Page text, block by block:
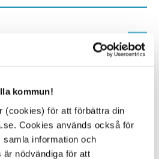
kommun!
(cookies) för att förbättra din
Cookies används också för
information och
nödvändiga för att
431